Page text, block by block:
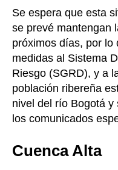
Se espera que esta
se prevé mantengan
próximos días, por lo
medidas al Sistema
Riesgo (SGRD), y a
población ribereña
nivel del río Bogotá
los comunicados
Cuenca Alta